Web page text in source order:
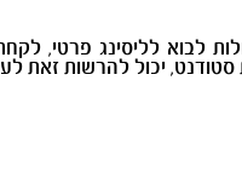
לבוא לליסינג
יכול להרשות זאת